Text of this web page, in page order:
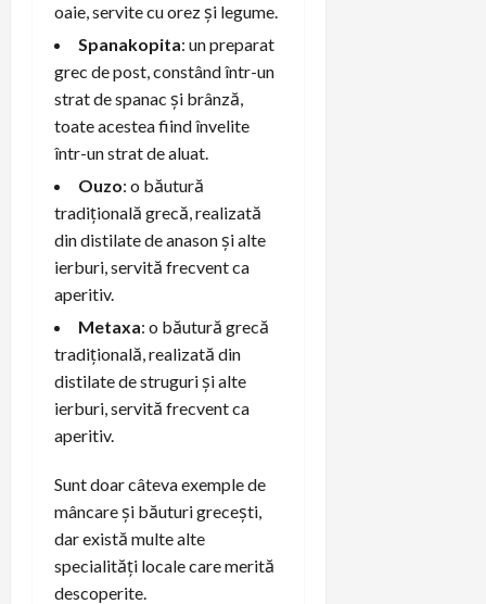
oaie, servite cu orez și legume.
Spanakopita: un preparat
grec de post, constând într-un
strat de spanac și brânză,
toate acestea fiind învelite
într-un strat de aluat.
Ouzo: o băutură
tradițională grecă, realizată
din distilate de anason și alte
ierburi, servită frecvent ca
aperitiv.
Metaxa: o băutură grecă
tradițională, realizată din
distilate de struguri și alte
ierburi, servită frecvent ca
aperitiv.
Sunt doar câteva exemple de
mâncare și băuturi grecești,
dar există multe alte
specialități locale care merită
descoperite.